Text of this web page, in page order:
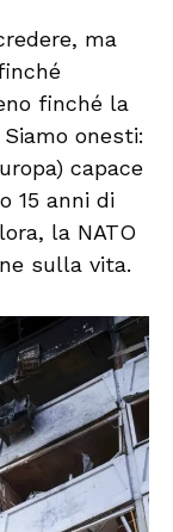
ma
finché la
onesti:
capace
15 anni di
la NATO
sulla vita.